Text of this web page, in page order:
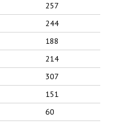
257
244
188
214
307
151
60